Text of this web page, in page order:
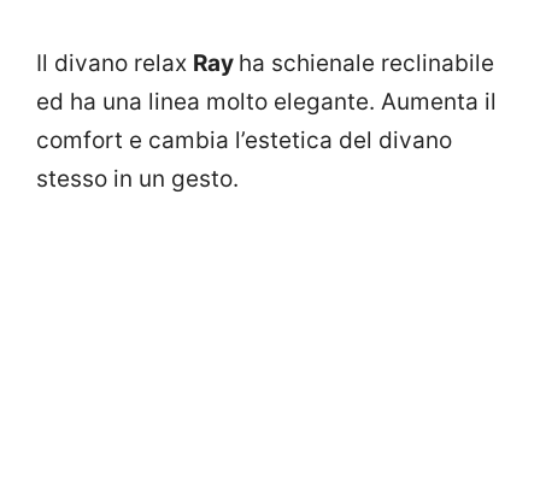
Il divano relax Ray ha schienale reclinabile
ed ha una linea molto elegante. Aumenta il
comfort e cambia l’estetica del divano
stesso in un gesto.